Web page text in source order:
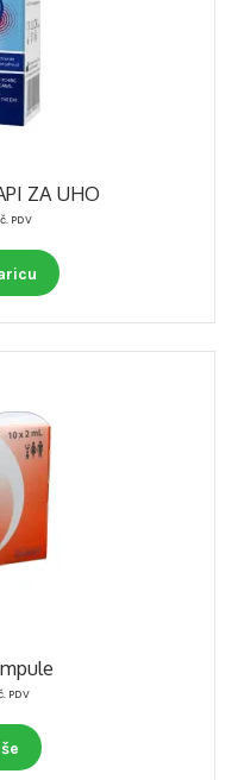
ZA UHO
PDV
PDV